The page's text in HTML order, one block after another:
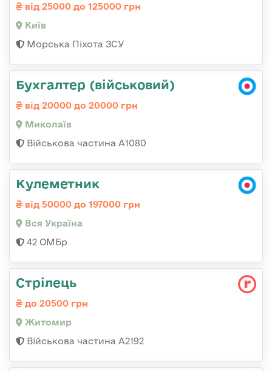
від 25000 до 125000 грн
Київ
Морська Піхота ЗСУ
Бухгалтер (військовий)
від 20000 до 20000 грн
Миколаїв
Військова частина А1080
Кулеметник
від 50000 до 197000 грн
Вся Україна
42 ОМБр
Стрілець
до 20500 грн
Житомир
Військова частина А2192